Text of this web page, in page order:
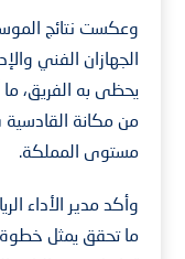
وعكست نتائج
الجهازان الفني
يحظى به الفريق،
من مكانة القادسية
مستوى المملكة.
وأكد مدير الأداء
ما تحقق يمثل